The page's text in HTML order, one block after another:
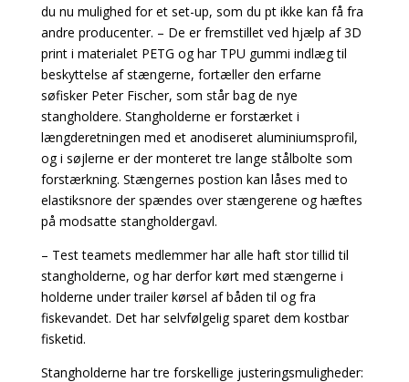
du nu mulighed for et set-up, som du pt ikke kan få fra
andre producenter. – De er fremstillet ved hjælp af 3D
print i materialet PETG og har TPU gummi indlæg til
beskyttelse af stængerne, fortæller den erfarne
søfisker Peter Fischer, som står bag de nye
stangholdere. Stangholderne er forstærket i
længderetningen med et anodiseret aluminiumsprofil,
og i søjlerne er der monteret tre lange stålbolte som
forstærkning. Stængernes postion kan låses med to
elastiksnore der spændes over stængerene og hæftes
på modsatte stangholdergavl.
– Test teamets medlemmer har alle haft stor tillid til
stangholderne, og har derfor kørt med stængerne i
holderne under trailer kørsel af båden til og fra
fiskevandet. Det har selvfølgelig sparet dem kostbar
fisketid.
Stangholderne har tre forskellige justeringsmuligheder: